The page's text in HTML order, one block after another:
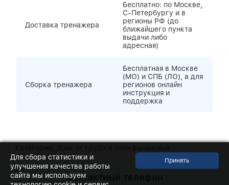
Доставка тренажера
Бесплатно: по Москве,
С-Петербургу и в
регионы РФ (до
ближайшего пункта
выдачи либо
адресная)
Сборка тренажера
Бесплатная в Москве
(МО) и СПБ (ЛО), а для
регионов онлайн
инструкция и
поддержка
Контактный телефон
Для сбора статистики и
улучшения качества работы
сайта мы используем